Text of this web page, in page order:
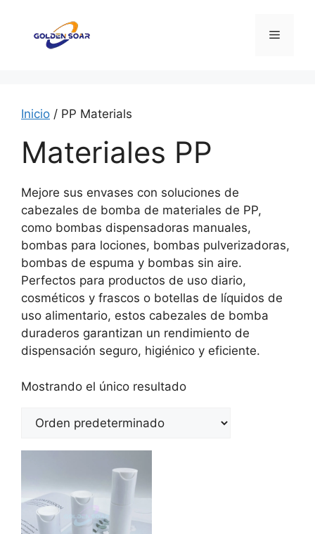
contenido
Menú
Inicio / PP Materials
Materiales PP
Mejore sus envases con soluciones de
cabezales de bomba de materiales de PP,
como bombas dispensadoras manuales,
bombas para lociones, bombas pulverizadoras,
bombas de espuma y bombas sin aire.
Perfectos para productos de uso diario,
cosméticos y frascos o botellas de líquidos de
uso alimentario, estos cabezales de bomba
duraderos garantizan un rendimiento de
dispensación seguro, higiénico y eficiente.
Mostrando el único resultado